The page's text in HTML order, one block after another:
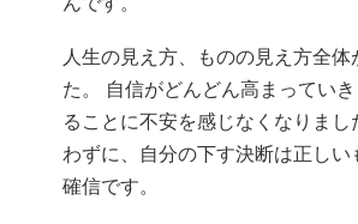
人生の見え方、ものの見え方全体
た。 自信がどんどん高まってい
ることに不安を感じなくなりま
わずに、自分の下す決断は正しい
確信です。